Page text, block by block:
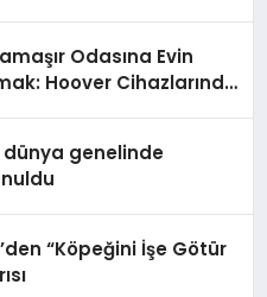
Odasına Evin
Hoover Cihazlarında
dünya genelinde
“Köpeğini İşe Götür